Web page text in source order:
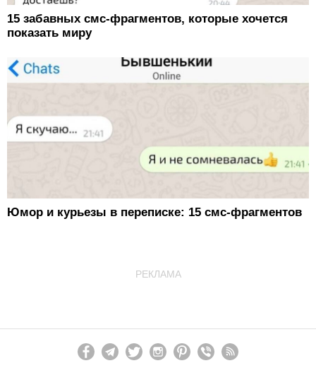
15 забавных смс-фрагментов, которые хочется
показать миру
Юмор и курьезы в переписке: 15 смс-фрагментов
РЕКЛАМА